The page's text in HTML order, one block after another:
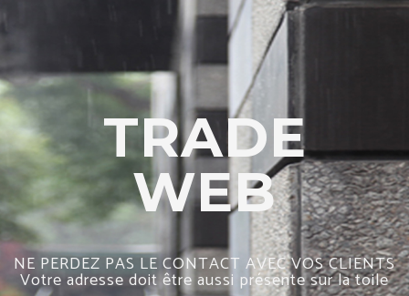
TRADE
WEB
NE PERDEZ PAS LE CONTACT AVEC VOS CLIENTS
Votre adresse doit être aussi présente sur la toile